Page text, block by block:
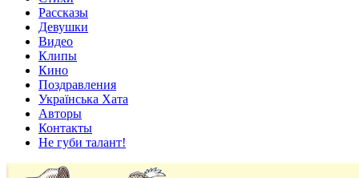
Рассказы
Девушки
Видео
Клипы
Кино
Поздравления
Українська Хата
Авторы
Контакты
Не губи талант!